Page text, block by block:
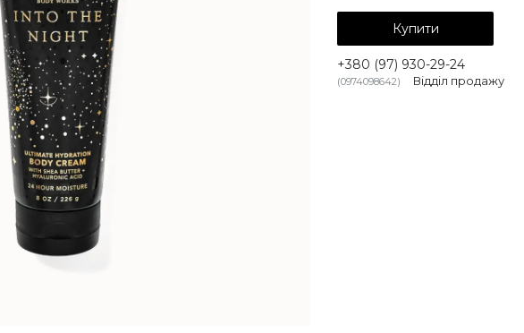
Купити
+380 (97) 930-29-24
0974098642 Відділ продажу